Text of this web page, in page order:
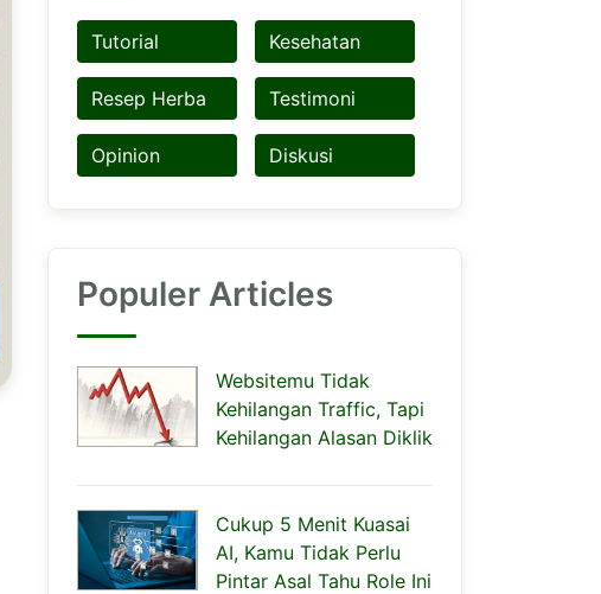
Tutorial Kesehatan
Resep Herba Testimoni
Opinion Diskusi
Populer Articles
Websitemu Tidak
Kehilangan Traffic, Tapi
Kehilangan Alasan Diklik
Cukup 5 Menit Kuasai
AI, Kamu Tidak Perlu
Pintar Asal Tahu Role Ini